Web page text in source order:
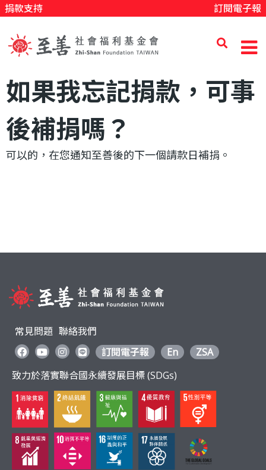
主
容
捐款支持 訂閱電子報
至
善
社
利
基
金
會
如果我忘記捐款，可事
後補捐嗎？
可以的，在您通知至善後的下一個請款日補捐。
常見問題 聯絡我們
訂閱電子報
En
ZSA
致力於落實聯合國永續發展目標 (SDGs)